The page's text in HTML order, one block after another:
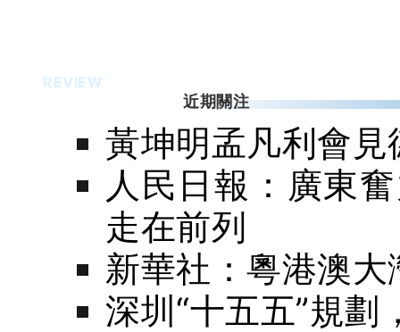
REVIEW
近期關注
黃坤明孟凡利會
人民日報：廣東
走在前列
新華社：粵港澳大
深圳“十五五”規